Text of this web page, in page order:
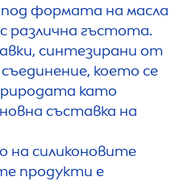
формата на масла
различна гъстота.
синтезирани от
което се
като
съставка на
на силиконовите
продукти е